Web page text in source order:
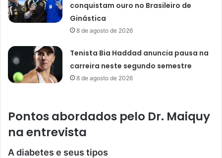
conquistam ouro no Brasileiro de
Ginástica
8 de agosto de 2026
Tenista Bia Haddad anuncia pausa na
carreira neste segundo semestre
8 de agosto de 2026
Pontos abordados pelo Dr. Maiquy
na entrevista
A diabetes e seus tipos